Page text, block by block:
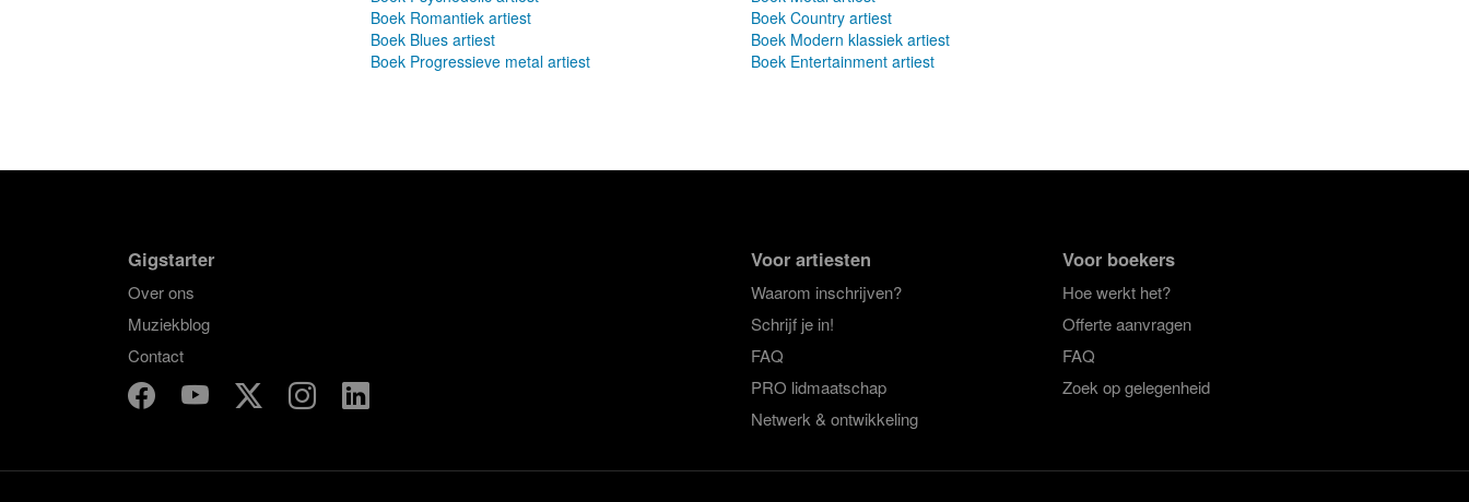
Boek Romantiek artiest
Boek Blues artiest
Boek Progressieve metal artiest
Boek Country artiest
Boek Modern klassiek artiest
Boek Entertainment artiest
Voor artiesten
Waarom inschrijven?
Schrijf je in!
FAQ
PRO lidmaatschap
Netwerk & ontwikkeling
Voor boekers
Hoe werkt het?
Offerte aanvragen
FAQ
Zoek op gelegenheid
Gigstarter
Over ons
Muziekblog
Contact